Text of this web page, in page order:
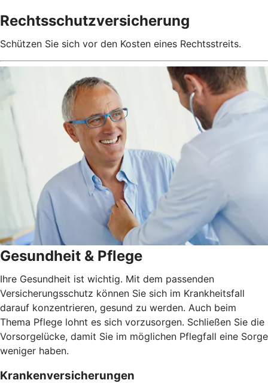
Rechtsschutzversicherung
Schützen Sie sich vor den Kosten eines Rechtsstreits.
Gesundheit & Pflege
Ihre Gesundheit ist wichtig. Mit dem passenden
Versicherungsschutz können Sie sich im Krankheitsfall
darauf konzentrieren, gesund zu werden. Auch beim
Thema Pflege lohnt es sich vorzusorgen. Schließen Sie die
Vorsorgelücke, damit Sie im möglichen Pflegfall eine Sorge
weniger haben.
Krankenversicherungen